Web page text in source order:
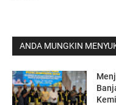
ANDA MUNGKIN